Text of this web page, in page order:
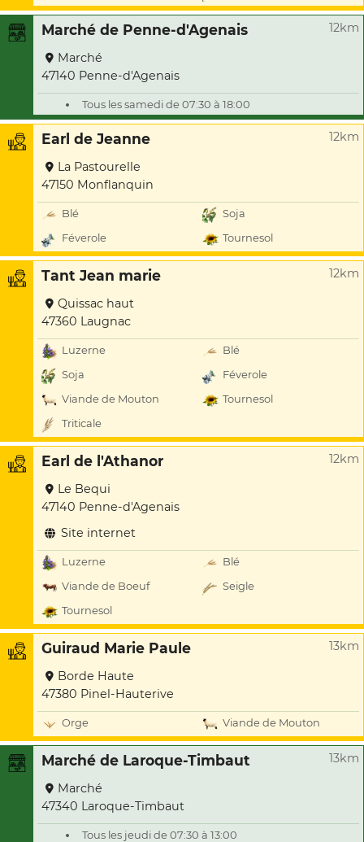
Marché de Penne-d'Agenais 12km
Marché
47140 Penne-d'Agenais
Tous les samedi de 07:30 à 18:00
Earl de Jeanne 12km
La Pastourelle
47150 Monflanquin
Blé
Soja
Féverole
Tournesol
Tant Jean marie 12km
Quissac haut
47360 Laugnac
Luzerne
Blé
Soja
Féverole
Viande de Mouton
Tournesol
Triticale
Earl de l'Athanor 12km
Le Bequi
47140 Penne-d'Agenais
Site internet
Luzerne
Blé
Viande de Boeuf
Seigle
Tournesol
Guiraud Marie Paule 13km
Borde Haute
47380 Pinel-Hauterive
Orge Viande de Mouton
Marché de Laroque-Timbaut 13km
Marché
47340 Laroque-Timbaut
Tous les jeudi de 07:30 à 13:00